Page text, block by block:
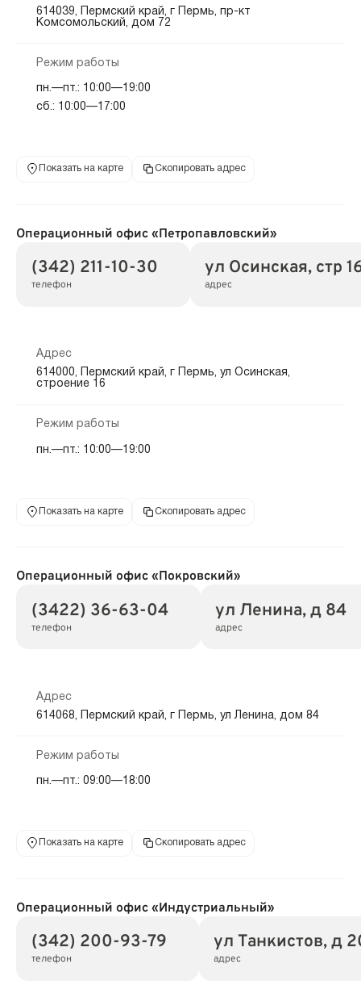
614039, Пермский край, г Пермь, пр-кт
Комсомольский, дом 72
Режим работы
пн.—пт.: 10:00—19:00
сб.: 10:00—17:00
Показать на карте Скопировать адрес
Операционный офис «Петропавловский»
(342) 211-10-30
телефон
ул Осинская, стр
адрес
Адрес
614000, Пермский край, г Пермь, ул Осинская,
строение 16
Режим работы
пн.—пт.: 10:00—19:00
Показать на карте Скопировать адрес
Операционный офис «Покровский»
(3422) 36-63-04
телефон
ул Ленина, д 84
адрес
Адрес
614068, Пермский край, г Пермь, ул Ленина, дом 84
Режим работы
пн.—пт.: 09:00—18:00
Показать на карте Скопировать адрес
Операционный офис «Индустриальный»
(342) 200-93-79
телефон
ул Танкистов, д
адрес